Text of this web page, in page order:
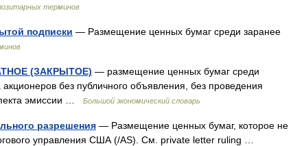
терминов
подписки — Размещение ценных бумаг среди заранее
(ЗАКРЫТОЕ) — размещение ценных бумаг среди
акционеров без публичного объявления, без проведения
эмиссии …
Большой экономический словарь
разрешения — Размещение ценных бумаг, которое не
управления США (/AS). См. private letter ruling …